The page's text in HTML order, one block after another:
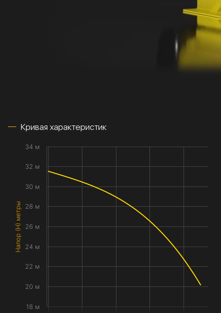
Кривая характеристик
Напор (H) метры
18 м
20 м
22 м
24 м
26 м
28 м
30 м
32 м
34 м